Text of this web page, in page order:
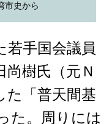
市史から
手国会議員
樹氏（元Ｎ
た「普天間基
た。周りには